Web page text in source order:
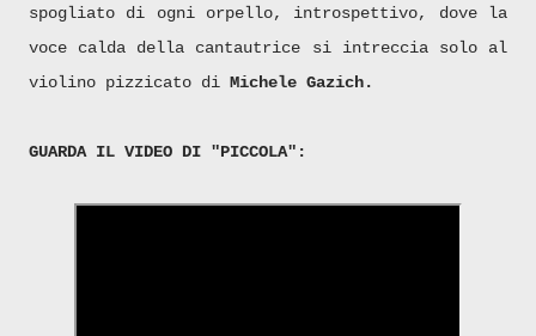
spogliato di ogni orpello, introspettivo, dove la
voce calda della cantautrice si intreccia solo al
violino pizzicato di Michele Gazich.
GUARDA IL VIDEO DI "PICCOLA":